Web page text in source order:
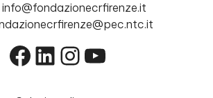
info@fondazionecrfirenze.it
Facebook
LinkedIn
Instagram
YouTube